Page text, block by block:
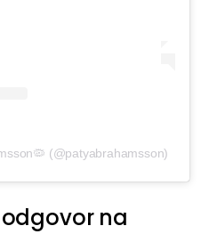
(@patyabrahamsson)
na